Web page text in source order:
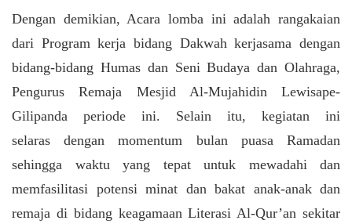
Dengan demikian, Acara lomba ini adalah rangakaian
dari Program kerja bidang Dakwah kerjasama dengan
bidang-bidang Humas dan Seni Budaya dan Olahraga,
Pengurus Remaja Mesjid Al-Mujahidin Lewisape-
Gilipanda periode ini. Selain itu, kegiatan ini
selaras dengan momentum bulan puasa Ramadan
sehingga waktu yang tepat untuk mewadahi dan
memfasilitasi potensi minat dan bakat anak-anak dan
remaja di bidang keagamaan Literasi Al-Qur’an sekitar